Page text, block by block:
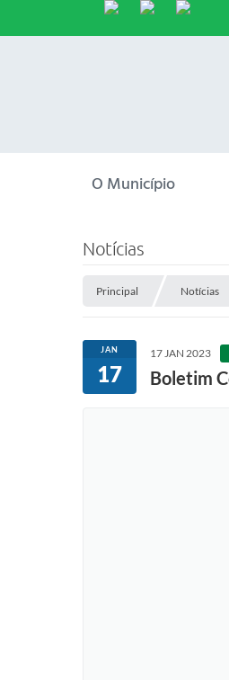
O Município
Notícias
Principal Notícias
JAN
17
17 JAN 2023
Boletim